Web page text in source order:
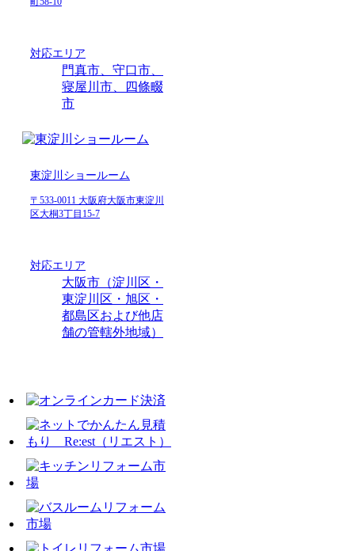
対応エリア
門真市、守口市、
寝屋川市、四條畷
市
東淀川ショールーム
〒533-0011 大阪府大阪市東淀川
区大桐3丁目15-7
対応エリア
大阪市（淀川区・
東淀川区・旭区・
都島区および他店
舗の管轄外地域）